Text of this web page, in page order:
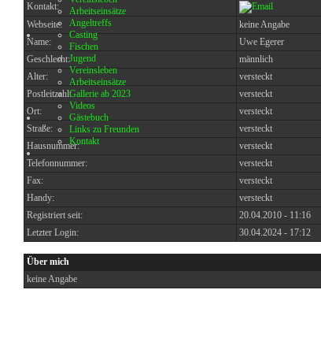
Arbeitseinsätze
Angeltreffs
Casting
Fischen
Jugend
Vereinsleben
Arbeitseinsätze
Gallerie ab 2023
Videos
Gästebuch
Links zu Freunden
Kontakt
Kontakt:
Webseite:
keine Angabe
Name:
Uwe Egerer
Geschlecht:
männlich
Alter:
versteckt
Postleitzahl:
versteckt
Ort:
versteckt
Straße:
versteckt
Hausnummer:
versteckt
Telefonnummer:
versteckt
Fax:
versteckt
Handy:
versteckt
Registriert seit:
20.04.2010 - 11:16
Letzter Login:
30.04.2024 - 17:12
Über mich
keine Angabe